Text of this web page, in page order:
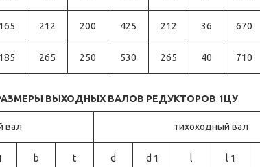
165 212 200 425 212 36 670
185 265 250 530 265 40 710
ВЫХОДНЫХ ВАЛОВ РЕДУКТОРОВ 1ЦУ
вал тихоходный вал
b t d d 1 l l 1